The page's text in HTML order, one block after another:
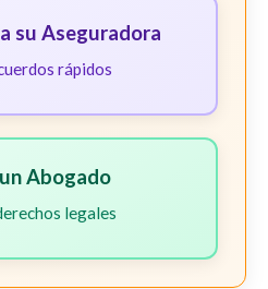
su Aseguradora
rápidos
Abogado
legales